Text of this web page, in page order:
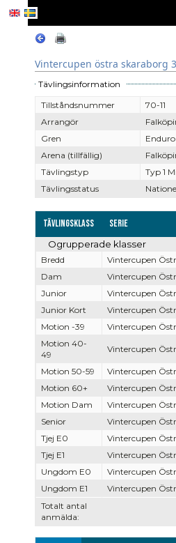
Vintercupen östra skaraborg
Tävlingsinformation
Tillståndsnummer
70-11
Arrangör
Gren
Enduro
Arena (tillfällig)
Tävlingstyp
Typ 1
Tävlingsstatus
Tävlingsklass Serie
Totalt antal
anmälda:
Ogrupperade klasser
Bredd Vintercupen
Dam
Vintercupen
Junior
Vintercupen
Junior Kort
Vintercupen
Motion -39
Vintercupen
Motion 40-
49
Vintercupen
Motion 50-59 Vintercupen
Motion 60+
Vintercupen
Motion Dam
Vintercupen
Senior
Vintercupen
Tjej E0
Vintercupen
Tjej E1
Vintercupen
Ungdom E0
Vintercupen
Ungdom E1
Vintercupen